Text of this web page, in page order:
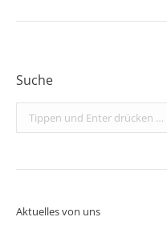
Suche
Search:
Aktuelles von uns